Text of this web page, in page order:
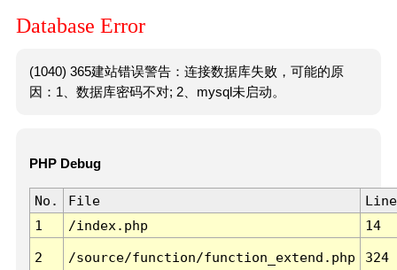
Database Error
(1040) 365建站错误警告：连接数据库失败，可能的原
因：1、数据库密码不对; 2、mysql未启动。
PHP Debug
No. File
Line
1
/index.php 14
2 /source/function/function_extend.php 324